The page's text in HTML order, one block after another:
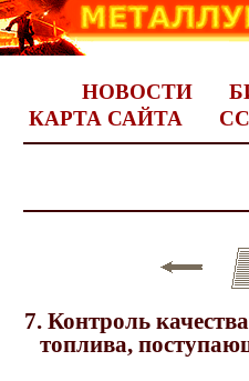
НОВОСТИ
КАРТА САЙТА
7. Контроль
топлива,